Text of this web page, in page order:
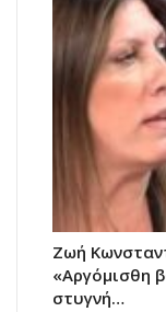
Ζωή
«Αργόμισθη
στυγνή…